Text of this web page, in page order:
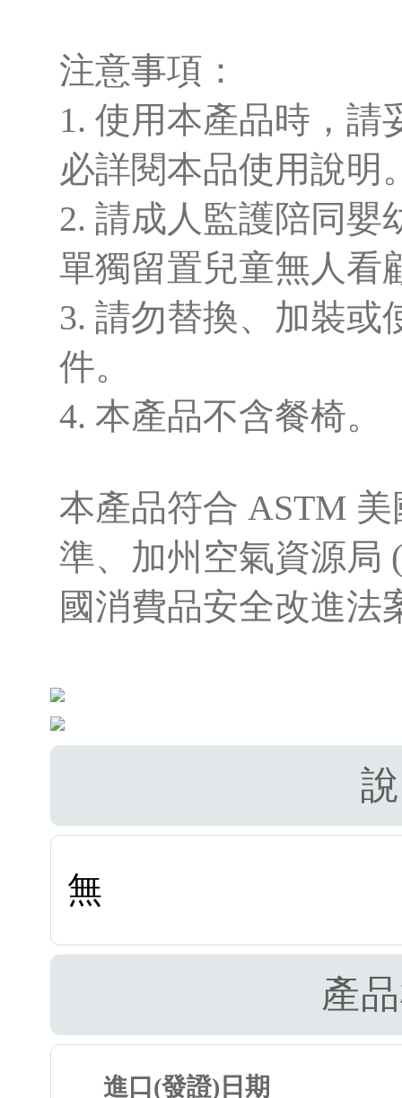
注意事項：
1. 使用本產品時，請
必詳閱本品使用說明
2. 請成人監護陪同嬰
單獨留置兒童無人看
3. 請勿替換、加裝或
件。
4. 本產品不含餐椅。
本產品符合 ASTM
準、加州空氣資源局
國消費品安全改進法
無
產
進口(發證)日期